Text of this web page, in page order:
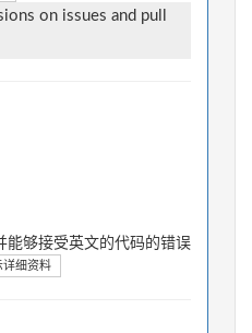
on issues and pull
能够接受英文的代码的错误
详细资料